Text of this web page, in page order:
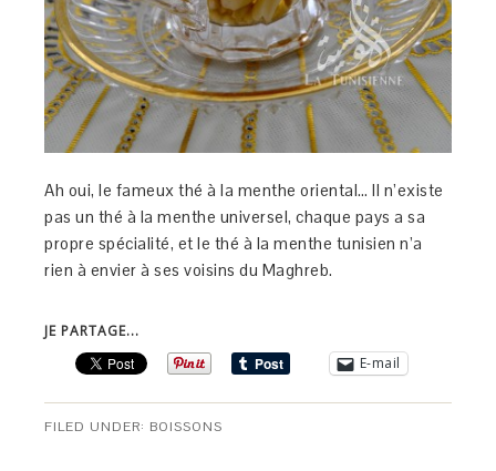
Ah oui, le fameux thé à la menthe oriental… Il n’existe
pas un thé à la menthe universel, chaque pays a sa
propre spécialité, et le thé à la menthe tunisien n’a
rien à envier à ses voisins du Maghreb.
JE PARTAGE...
E-mail
FILED UNDER: BOISSONS